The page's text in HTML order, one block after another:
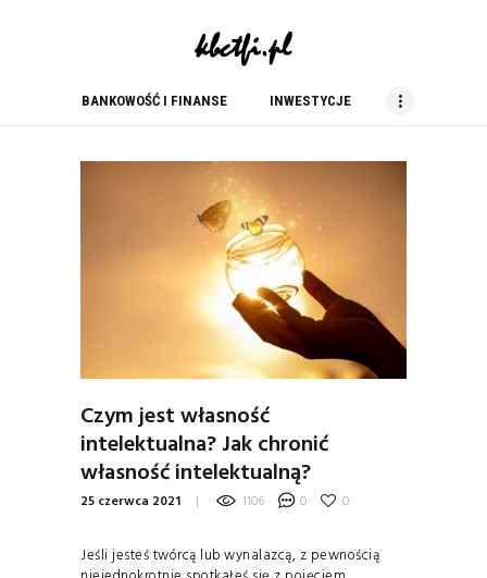
BANKOWOŚĆ I FINANSE INWESTYCJE
kbc tfi
blog finansowy
INWESTYCJE
NIERUCHOMOŚCI
Czym jest własność
intelektualna? Jak chronić
własność intelektualną?
25 czerwca 2021 1106 0 0
Jeśli jesteś twórcą lub wynalazcą, z pewnością